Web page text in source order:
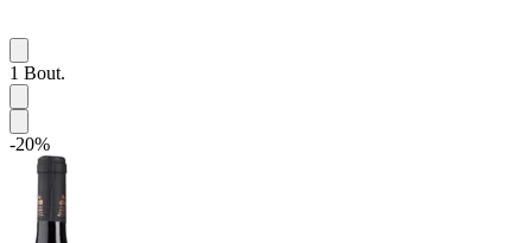
1 Bout.
-20%